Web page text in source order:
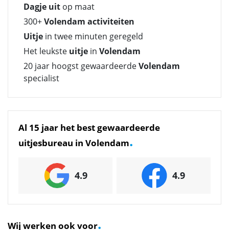
Dagje uit op maat
300+Volendam activiteiten
Uitje in twee minuten geregeld
Het leukste uitje in Volendam
20 jaar hoogst gewaardeerdeVolendam
specialist
Al 15 jaar het best gewaardeerde
uitjesbureau in Volendam.
4.9 4.9
Wij werken ook voor.